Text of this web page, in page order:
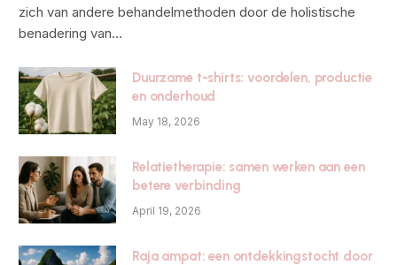
zich van andere behandelmethoden door de holistische
benadering van…
Duurzame t-shirts: voordelen, productie
en onderhoud
May 18, 2026
Relatietherapie: samen werken aan een
betere verbinding
April 19, 2026
Raja ampat: een ontdekkingstocht door